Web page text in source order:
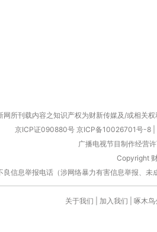
网所刊载内容之知识产权为财新传媒及/或相关
京ICP证090880号 京ICP备10026701号-8
广播电视节目制作经营
Copyright
良信息举报电话（涉网络暴力有害信息举报
关于我们 加入我们 啄木鸟